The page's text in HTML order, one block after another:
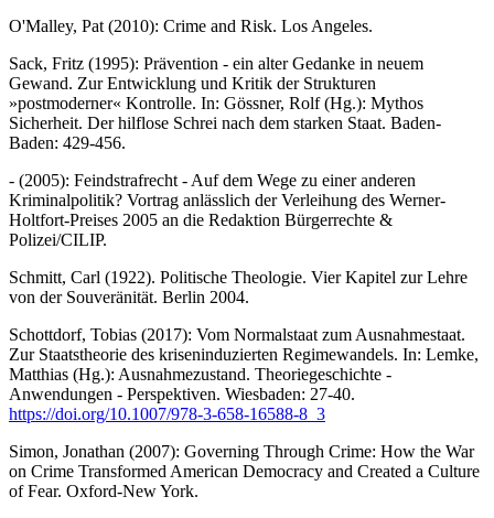
O'Malley, Pat (2010): Crime and Risk. Los Angeles.
Sack, Fritz (1995): Prävention - ein alter Gedanke in neuem
Gewand. Zur Entwicklung und Kritik der Strukturen
»postmoderner« Kontrolle. In: Gössner, Rolf (Hg.): Mythos
Sicherheit. Der hilflose Schrei nach dem starken Staat. Baden-
Baden: 429-456.
- (2005): Feindstrafrecht - Auf dem Wege zu einer anderen
Kriminalpolitik? Vortrag anlässlich der Verleihung des Werner-
Holtfort-Preises 2005 an die Redaktion Bürgerrechte &
Polizei/CILIP.
Schmitt, Carl (1922). Politische Theologie. Vier Kapitel zur Lehre
von der Souveränität. Berlin 2004.
Schottdorf, Tobias (2017): Vom Normalstaat zum Ausnahmestaat.
Zur Staatstheorie des kriseninduzierten Regimewandels. In: Lemke,
Matthias (Hg.): Ausnahmezustand. Theoriegeschichte -
Anwendungen - Perspektiven. Wiesbaden: 27-40.
https://doi.org/10.1007/978-3-658-16588-8_3
Simon, Jonathan (2007): Governing Through Crime: How the War
on Crime Transformed American Democracy and Created a Culture
of Fear. Oxford-New York.